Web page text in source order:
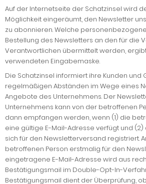
Auf der Internetseite der Schatzinsel wird
Möglichkeit eingeräumt, den Newsletter
zu abonnieren. Welche
Bestellung des Newsletters an den für die
Verantwortlichen übermittelt werden,
verwendeten Eingabemaske.
Die Schatzinsel informiert ihre Kunden und
regelmäßigen Abständen im Wege eines
Angebote des Unternehmens. Der
Unternehmens kann von der betroffenen
dann empfangen werden, wenn (1) die
eine gültige E-Mail-Adresse verfügt und
sich für den Newsletterversand registriert.
betroffenen Person erstmalig für den
eingetragene E-Mail-Adresse wird aus
Bestätigungsmail im Double-Opt-In-
Bestätigungsmail dient der Überprüfung,